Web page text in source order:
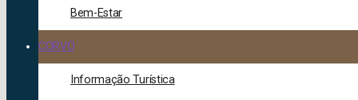
Bem-Estar
CORVO
Informação Turística